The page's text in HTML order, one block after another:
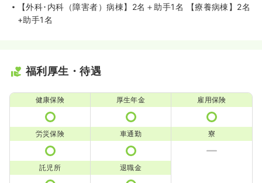
【外科･内科（障害者）病棟】2名＋助手1名 【療養病棟】2名
+助手1名
福利厚生・待遇
健康保険 厚生年金 雇用保険
労災保険 車通勤 寮
託児所 退職金